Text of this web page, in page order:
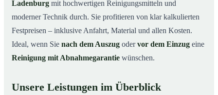
Ladenburg mit hochwertigen Reinigungsmitteln und
moderner Technik durch. Sie profitieren von klar kalkulierten
Festpreisen – inklusive Anfahrt, Material und allen Kosten.
Ideal, wenn Sie nach dem Auszug odervor dem Einzug eine
Reinigung mit Abnahmegarantie wünschen.
Unsere Leistungen im Überblick